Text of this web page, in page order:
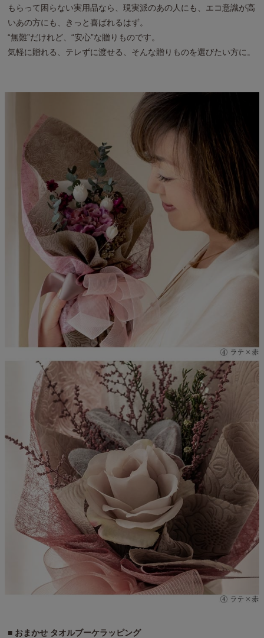
もらって困らない実用品なら、現実派のあの人にも、エコ意識が高
いあの方にも、きっと喜ばれるはず。
“無難”だけれど、“安心”な贈りものです。
気軽に贈れる、テレずに渡せる、そんな贈りものを選びたい方に。
■ おまかせ タオルブーケラッピング